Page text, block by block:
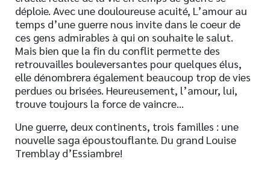
déploie. Avec une douloureuse acuité, L’amour au
temps d’une guerre nous invite dans le coeur de
ces gens admirables à qui on souhaite le salut.
Mais bien que la fin du conflit permette des
retrouvailles bouleversantes pour quelques élus,
elle dénombrera également beaucoup trop de vies
perdues ou brisées. Heureusement, l’amour, lui,
trouve toujours la force de vaincre…
Une guerre, deux continents, trois familles : une
nouvelle saga époustouflante. Du grand Louise
Tremblay d’Essiambre!